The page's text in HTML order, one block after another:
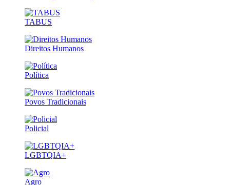
TABUS
Direitos Humanos
Política
Povos Tradicionais
Policial
LGBTQIA+
Agro